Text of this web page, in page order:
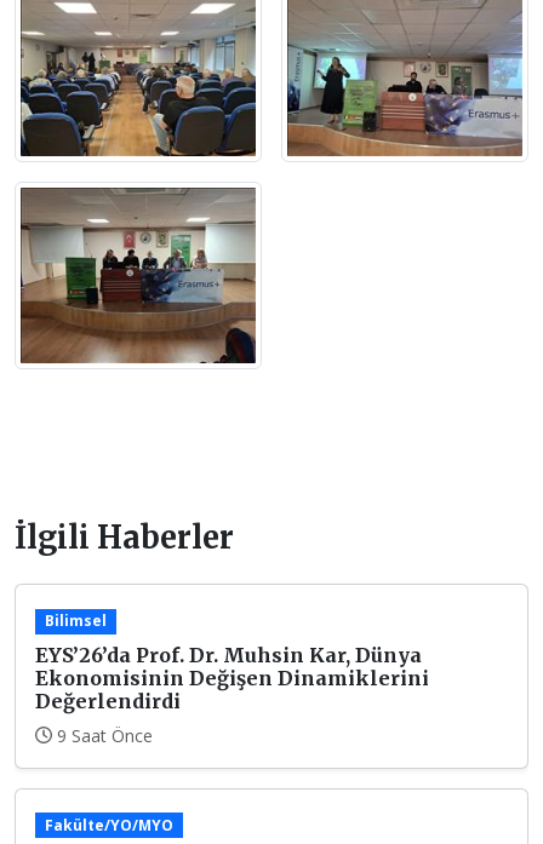
İlgili Haberler
Bilimsel
EYS’26’da Prof. Dr. Muhsin Kar, Dünya
Ekonomisinin Değişen Dinamiklerini
Değerlendirdi
9 Saat Önce
Fakülte/YO/MYO